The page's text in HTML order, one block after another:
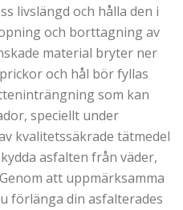
livslängd och hålla den i
och borttagning av
material bryter ner
och hål bör fyllas
som kan
speciellt under
kvalitetssäkrade tätmedel
asfalten från väder,
att uppmärksamma
förlänga din asfalterades